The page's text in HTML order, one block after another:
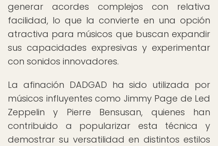
generar acordes complejos con relativa
facilidad, lo que la convierte en una opción
atractiva para músicos que buscan expandir
sus capacidades expresivas y experimentar
con sonidos innovadores.
La afinación DADGAD ha sido utilizada por
músicos influyentes como Jimmy Page de Led
Zeppelin y Pierre Bensusan, quienes han
contribuido a popularizar esta técnica y
demostrar su versatilidad en distintos estilos